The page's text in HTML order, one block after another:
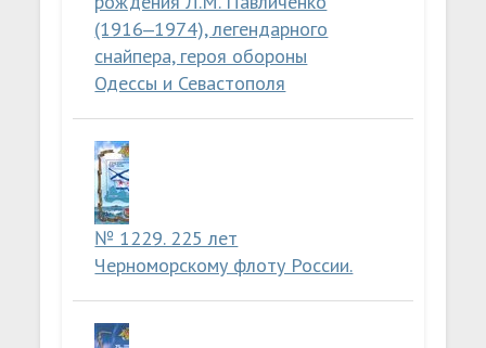
(1916‒1974), легендарного
снайпера, героя обороны
Одессы и Севастополя
№ 1229. 225 лет
Черноморскому флоту России.